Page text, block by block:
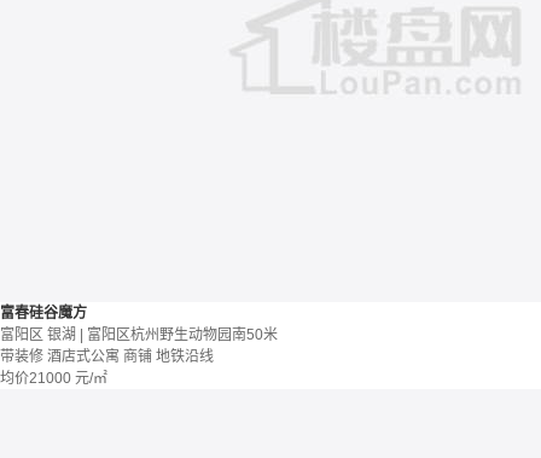
富春硅谷魔方
富阳区 银湖 | 富阳区杭州野生动物园南50米
带装修 酒店式公寓 商铺 地铁沿线
均价21000 元/㎡